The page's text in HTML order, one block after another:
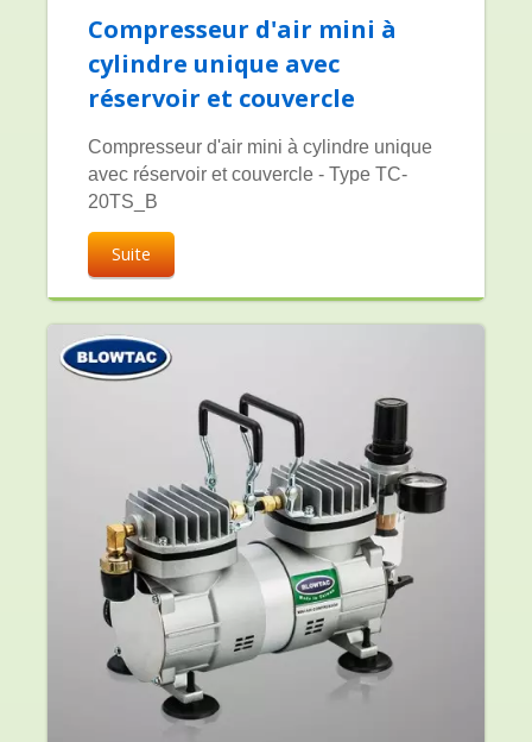
Compresseur d'air mini à
cylindre unique avec
réservoir et couvercle
Compresseur d'air mini à cylindre unique
avec réservoir et couvercle - Type TC-
20TS_B
Suite